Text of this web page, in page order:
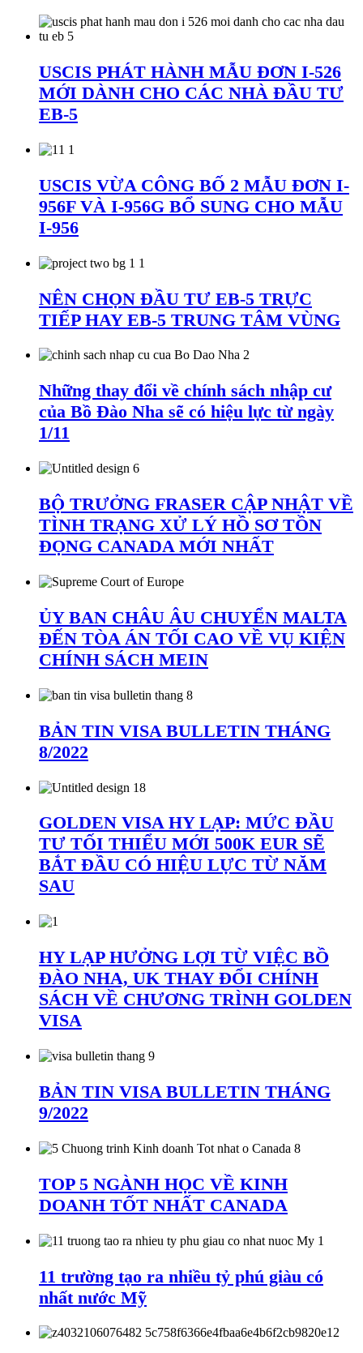
USCIS PHÁT HÀNH MẪU ĐƠN I-526
MỚI DÀNH CHO CÁC NHÀ ĐẦU TƯ
EB-5
USCIS VỪA CÔNG BỐ 2 MẪU ĐƠN I-
956F VÀ I-956G BỔ SUNG CHO MẪU
I-956
NÊN CHỌN ĐẦU TƯ EB-5 TRỰC
TIẾP HAY EB-5 TRUNG TÂM VÙNG
Những thay đổi về chính sách nhập cư
của Bồ Đào Nha sẽ có hiệu lực từ ngày
1/11
BỘ TRƯỞNG FRASER CẬP NHẬT VỀ
TÌNH TRẠNG XỬ LÝ HỒ SƠ TỒN
ĐỌNG CANADA MỚI NHẤT
ỦY BAN CHÂU ÂU CHUYỂN MALTA
ĐẾN TÒA ÁN TỐI CAO VỀ VỤ KIỆN
CHÍNH SÁCH MEIN
BẢN TIN VISA BULLETIN THÁNG
8/2022
GOLDEN VISA HY LẠP: MỨC ĐẦU
TƯ TỐI THIỂU MỚI 500K EUR SẼ
BẮT ĐẦU CÓ HIỆU LỰC TỪ NĂM
SAU
HY LẠP HƯỞNG LỢI TỪ VIỆC BỒ
ĐÀO NHA, UK THAY ĐỔI CHÍNH
SÁCH VỀ CHƯƠNG TRÌNH GOLDEN
VISA
BẢN TIN VISA BULLETIN THÁNG
9/2022
TOP 5 NGÀNH HỌC VỀ KINH
DOANH TỐT NHẤT CANADA
11 trường tạo ra nhiều tỷ phú giàu có
nhất nước Mỹ